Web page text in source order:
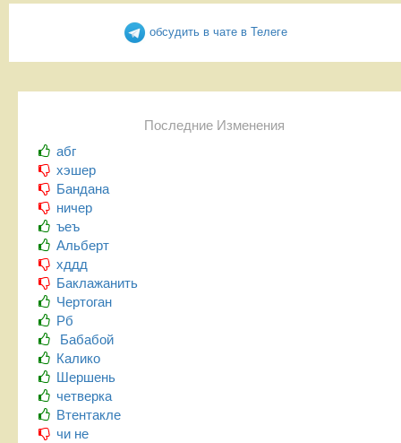
обсудить в чате в Телеге
Последние Изменения
абг
хэшер
Бандана
ничер
ъеъ
Альберт
хддд
Баклажанить
Чертоган
Рб
Бабабой
Калико
Шершень
четверка
Втентакле
чи не